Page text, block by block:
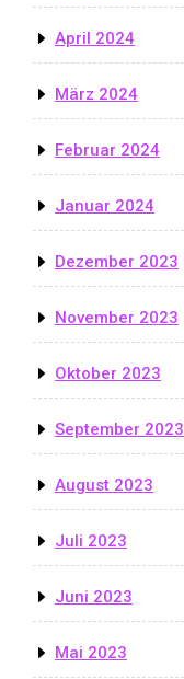
April 2024
März 2024
Februar 2024
Januar 2024
Dezember 2023
November 2023
Oktober 2023
September 2023
August 2023
Juli 2023
Juni 2023
Mai 2023